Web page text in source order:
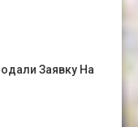
Заявку На